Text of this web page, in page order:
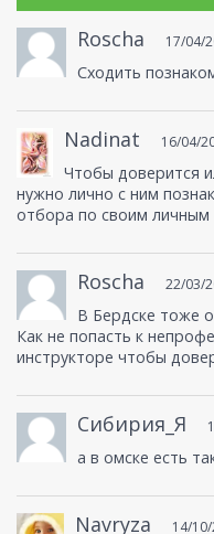
Roscha 17/04/
Сходить
Nadinat 16/04/
Чтобы доверится
нужно лично с ним
отбора по своим
Roscha 22/03/
В Бердске тоже
Как не попасть к
инструкторе чтобы
Сибирия_Я
а в омске есть
Navryza 14/10/